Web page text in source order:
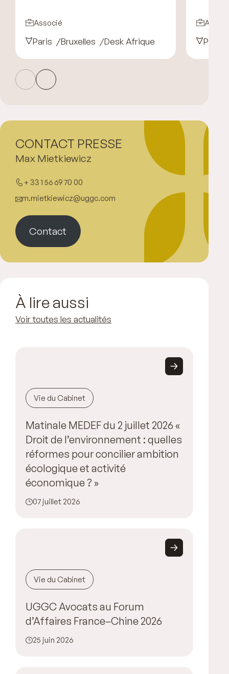
Associé
Paris Bruxelles Desk Afrique Paris
Max Mietkiewicz
+ 33 1 56 69 70 00
m.mietkiewicz@uggc.com
Contact
CONTACT PRESSE
À lire aussi
Voir toutes les actualités
Vie du Cabinet
Matinale MEDEF du 2 juillet 2026 «
Droit de l’environnement : quelles
réformes pour concilier ambition
écologique et activité
économique ? »
07 juillet 2026
Vie du Cabinet
UGGC Avocats au Forum
d’Affaires France–Chine 2026
25 juin 2026